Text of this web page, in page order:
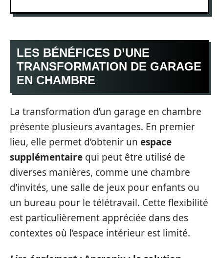
LES BÉNÉFICES D’UNE
TRANSFORMATION DE GARAGE
EN CHAMBRE
La transformation d’un garage en chambre
présente plusieurs avantages. En premier
lieu, elle permet d’obtenir un espace
supplémentaire qui peut être utilisé de
diverses manières, comme une chambre
d’invités, une salle de jeux pour enfants ou
un bureau pour le télétravail. Cette flexibilité
est particulièrement appréciée dans des
contextes où l’espace intérieur est limité.